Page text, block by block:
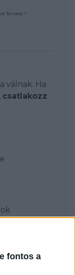
fontos a
Terrace +
válnak. Ha
csatlakozz